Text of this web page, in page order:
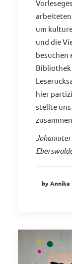
arbeiteten
um
und die
besuchen
Bibliothek
hier
stellte
by Annika